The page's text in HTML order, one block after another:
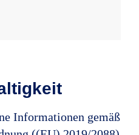
Informationen gemäß